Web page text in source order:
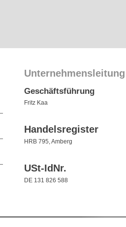
Unternehmensleitung
Geschäftsführung
Fritz Kaa
Handelsregister
HRB 795, Amberg
USt-IdNr.
DE 131 826 588